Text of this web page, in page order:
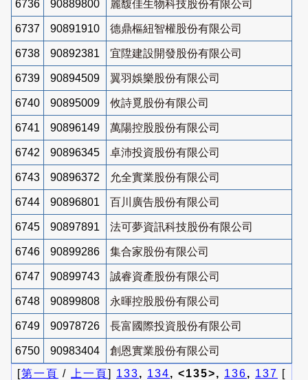
6736 90889800 麗馥佳生物科技股份有限公司
6737 90891910 德鼎樞紐智權股份有限公司
6738 90892381 宜陞建設開發股份有限公司
6739 90894509 翼羽娛樂股份有限公司
6740 90895009 攸詩覓股份有限公司
6741 90896149 萬陽控股股份有限公司
6742 90896345 卓沛投資股份有限公司
6743 90896372 允全實業股份有限公司
6744 90896801 百川廣告股份有限公司
6745 90897891 法可夢資訊科技股份有限公司
6746 90899286 集合家股份有限公司
6747 90899743 誠睿資產股份有限公司
6748 90899808 永暉控股股份有限公司
6749 90978726 長富國際投資股份有限公司
6750 90983404
創恩實業股份有限公司
[第一頁 / 上一頁] 133, 134, <135>, 136, 137 [